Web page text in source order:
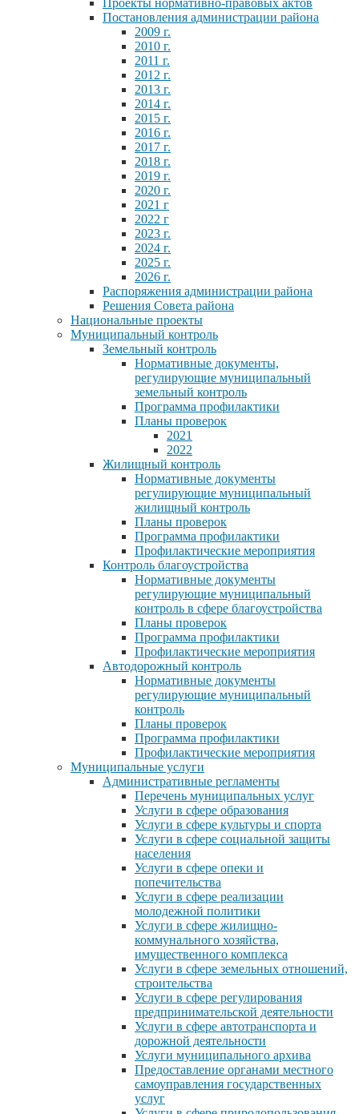
Постановления администрации района
2009 г.
2010 г.
2011 г.
2012 г.
2013 г.
2014 г.
2015 г.
2016 г.
2017 г.
2018 г.
2019 г.
2020 г.
2021 г
2022 г
2023 г.
2024 г.
2025 г.
2026 г.
Распоряжения администрации района
Решения Совета района
Национальные проекты
Муниципальный контроль
Земельный контроль
Нормативные документы,
регулирующие муниципальный
земельный контроль
Программа профилактики
Планы проверок
2021
2022
Жилищный контроль
Нормативные документы
регулирующие муниципальный
жилищный контроль
Планы проверок
Программа профилактики
Профилактические мероприятия
Контроль благоустройства
Нормативные документы
регулирующие муниципальный
контроль в сфере благоустройства
Планы проверок
Программа профилактики
Профилактические мероприятия
Автодорожный контроль
Нормативные документы
регулирующие муниципальный
контроль
Планы проверок
Программа профилактики
Профилактические мероприятия
Муниципальные услуги
Административные регламенты
Перечень муниципальных услуг
Услуги в сфере образования
Услуги в сфере культуры и спорта
Услуги в сфере социальной защиты
населения
Услуги в сфере опеки и
попечительства
Услуги в сфере реализации
молодежной политики
Услуги в сфере жилищно-
коммунального хозяйства,
имущественного комплекса
Услуги в сфере земельных отношений,
строительства
Услуги в сфере регулирования
предпринимательской деятельности
Услуги в сфере автотранспорта и
дорожной деятельности
Услуги муниципального архива
Предоставление органами местного
самоуправления государственных
услуг